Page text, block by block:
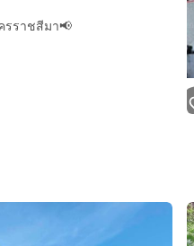
รราชสีมา📢